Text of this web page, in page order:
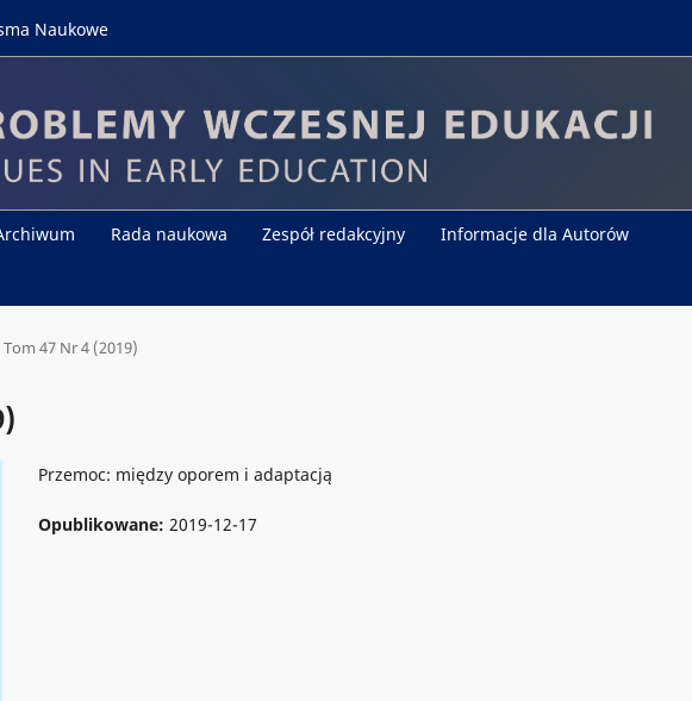
Rada naukowa Zespół redakcyjny Informacje dla Autorów
Naukowe
Tom 47 Nr 4 (2019)
Przemoc: między oporem i adaptacją
Opublikowane: 2019-12-17